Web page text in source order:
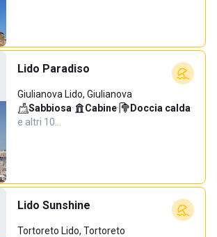
Lido Paradiso
Giulianova Lido, Giulianova
Sabbiosa· Cabine· Doccia calda·
e altri 10…
Lido Sunshine
Tortoreto Lido, Tortoreto